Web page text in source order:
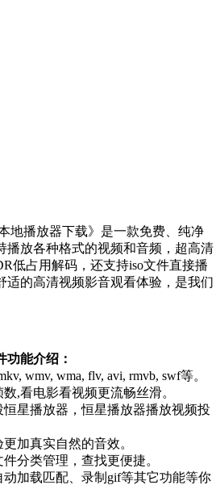
地播放器下载》是一款免费、纯净
播放各种格式的视频和音频，超高清
低占用解码，还支持iso文件直接播
适的高清视频影音观看体验，是我们
功能介绍：
wmv, wma, flv, avi, rmvb, swf等。
,看电影看视频更流畅丝滑。
星播放器，恒星播放器播放视频投
加真实自然的音效。
分类管理，查找更便捷。
加载匹配、录制gif等其它功能等你